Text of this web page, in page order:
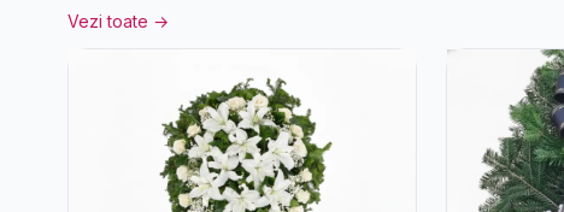
Vezi toate →